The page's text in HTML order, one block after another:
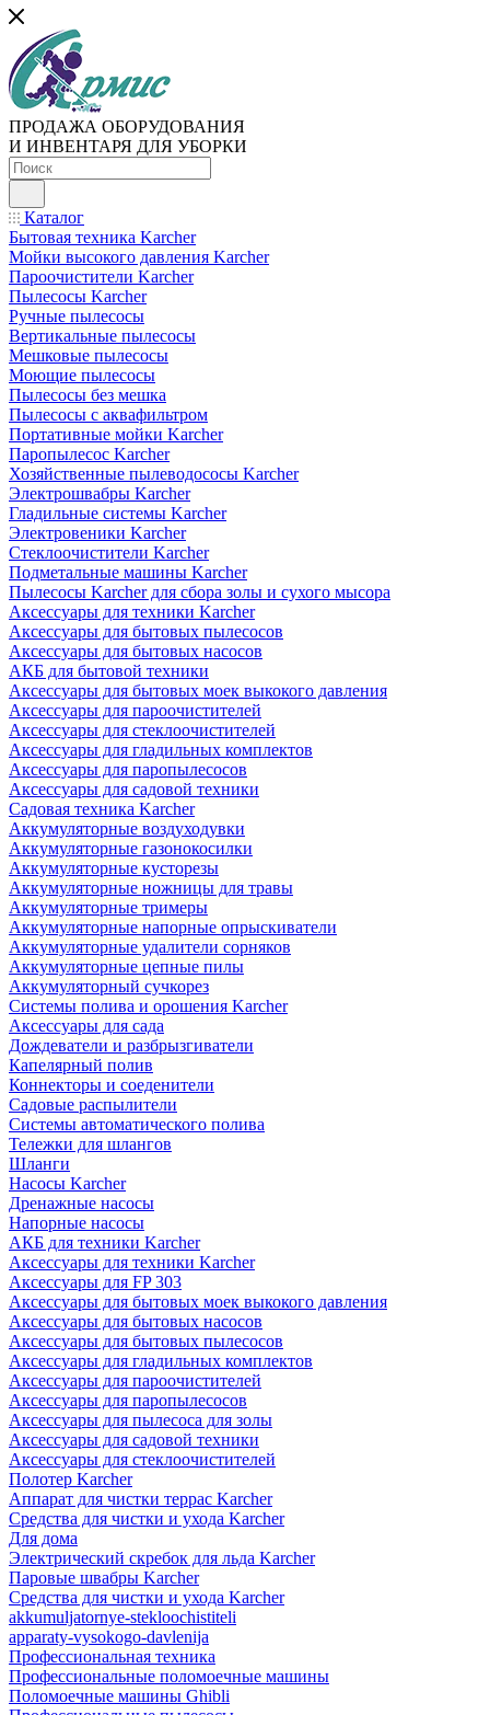
ПРОДАЖА ОБОРУДОВАНИЯ
И ИНВЕНТАРЯ ДЛЯ УБОРКИ
Каталог
Бытовая техника Karcher
Мойки высокого давления Karcher
Пароочистители Karcher
Пылесосы Karcher
Ручные пылесосы
Вертикальные пылесосы
Мешковые пылесосы
Моющие пылесосы
Пылесосы без мешка
Пылесосы с аквафильтром
Портативные мойки Karcher
Паропылесос Karcher
Хозяйственные пылеводососы Karcher
Электрошвабры Karcher
Гладильные системы Karcher
Электровеники Karcher
Стеклоочистители Karcher
Подметальные машины Karcher
Пылесосы Karcher для сбора золы и сухого мысора
Аксессуары для техники Karcher
Аксессуары для бытовых пылесосов
Аксессуары для бытовых насосов
АКБ для бытовой техники
Аксессуары для бытовых моек выкокого давления
Аксессуары для пароочистителей
Аксессуары для стеклоочистителей
Аксессуары для гладильных комплектов
Аксессуары для паропылесосов
Аксессуары для садовой техники
Садовая техника Karcher
Аккумуляторные воздуходувки
Аккумуляторные газонокосилки
Аккумуляторные кусторезы
Аккумуляторные ножницы для травы
Аккумуляторные тримеры
Аккумуляторные напорные опрыскиватели
Аккумуляторные удалители сорняков
Аккумуляторные цепные пилы
Аккумуляторный сучкорез
Системы полива и орошения Karcher
Аксессуары для сада
Дождеватели и разбрызгиватели
Капелярный полив
Коннекторы и соеденители
Садовые распылители
Системы автоматического полива
Тележки для шлангов
Шланги
Насосы Karcher
Дренажные насосы
Напорные насосы
АКБ для техники Karcher
Аксессуары для техники Karcher
Аксессуары для FP 303
Аксессуары для бытовых моек выкокого давления
Аксессуары для бытовых насосов
Аксессуары для бытовых пылесосов
Аксессуары для гладильных комплектов
Аксессуары для пароочистителей
Аксессуары для паропылесосов
Аксессуары для пылесоса для золы
Аксессуары для садовой техники
Аксессуары для стеклоочистителей
Полотер Karcher
Аппарат для чистки террас Karcher
Средства для чистки и ухода Karcher
Для дома
Электрический скребок для льда Karcher
Паровые швабры Karcher
Средства для чистки и ухода Karcher
akkumuljatornye-stekloochistiteli
apparaty-vysokogo-davlenija
Профессиональная техника
Профессиональные поломоечные машины
Поломоечные машины Ghibli